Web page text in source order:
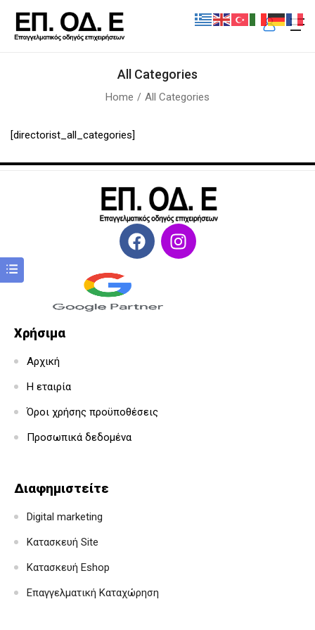
All Categories
Home All Categories
[directorist_all_categories]
Χρήσιμα
Αρχική
Η εταιρία
Όροι χρήσης προϋποθέσεις
Προσωπικά δεδομένα
Διαφημιστείτε
Digital marketing
Κατασκευή Site
Κατασκευή Eshop
Επαγγελματική Καταχώρηση